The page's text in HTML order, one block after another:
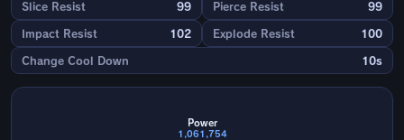
Slice Resist 99 Pierce Resist 99
Impact Resist 102 Explode Resist 100
Change Cool Down 10s
Power
1,061,754